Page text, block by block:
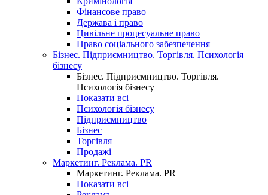
Фінансове право
Держава і право
Цивільне процесуальне право
Право соціального забезпечення
Бізнес. Підприємництво. Торгівля. Психологія
бізнесу
Бізнес. Підприємництво. Торгівля.
Психологія бізнесу
Показати всі
Психологія бізнесу
Підприємництво
Бізнес
Торгівля
Продажі
Маркетинг. Реклама. PR
Маркетинг. Реклама. PR
Показати всі